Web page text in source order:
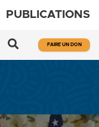
PUBLICATIONS
FAIRE UN DON